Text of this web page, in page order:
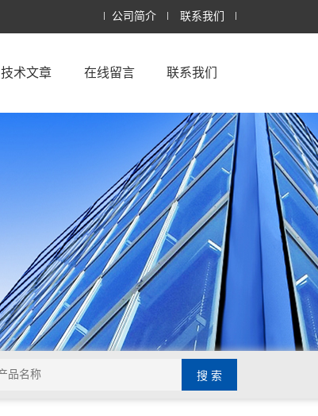
公司简介 联系我们
技术文章 在线留言 联系我们